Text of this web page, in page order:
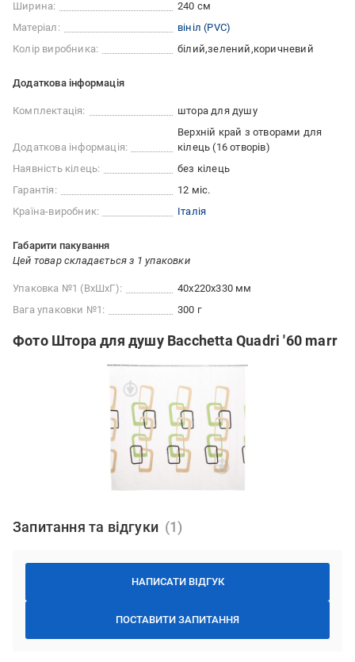
Ширина:
240 см
Матеріал:
вініл (PVC)
Колір виробника:
білий зелений коричневий
Додаткова інформація
Комплектація: штора для душу
Додаткова інформація:
Верхній край з отворами для
кілець (16 отворів)
Наявність кілець:
без кілець
Гарантія:
12 міс.
Країна-виробник:
Італія
Габарити пакування
Цей товар складається з 1 упаковки
Упаковка №1 (ВхШхГ):
40x220x330 мм
Вага упаковки №1:
300 г
Фото Штора для душу Bacchetta Quadri '60 marr
Запитання та відгуки
НАПИСАТИ ВІДГУК
ПОСТАВИТИ ЗАПИТАННЯ